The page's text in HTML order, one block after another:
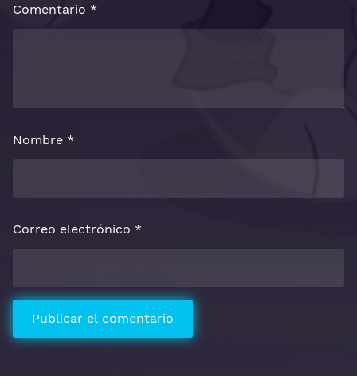
Comentario *
Nombre *
Correo electrónico *